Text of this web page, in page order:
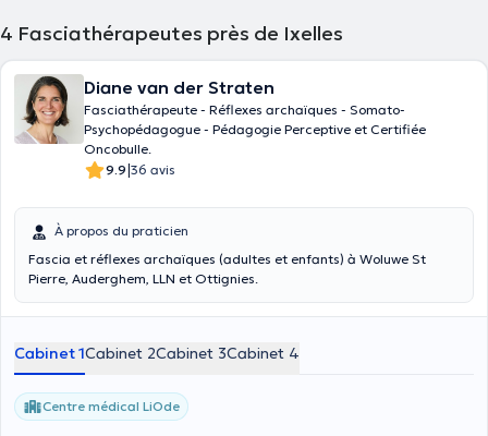
4 Fasciathérapeutes près de Ixelles
Diane van der Straten
Fasciathérapeute - Réflexes archaïques - Somato-
Psychopédagogue - Pédagogie Perceptive et Certifiée
Oncobulle.
9.9|36 avis
À propos du praticien
Fascia et réflexes archaïques (adultes et enfants) à Woluwe St
Pierre, Auderghem, LLN et Ottignies.
Cabinet 1Cabinet 2Cabinet 3Cabinet 4
Centre médical LiOde